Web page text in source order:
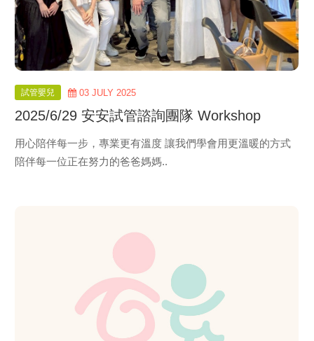
試管嬰兒 03 JULY 2025
2025/6/29 安安試管諮詢團隊 Workshop
用心陪伴每一步，專業更有溫度 讓我們學會用更溫暖的方式
陪伴每一位正在努力的爸爸媽媽..
view
more